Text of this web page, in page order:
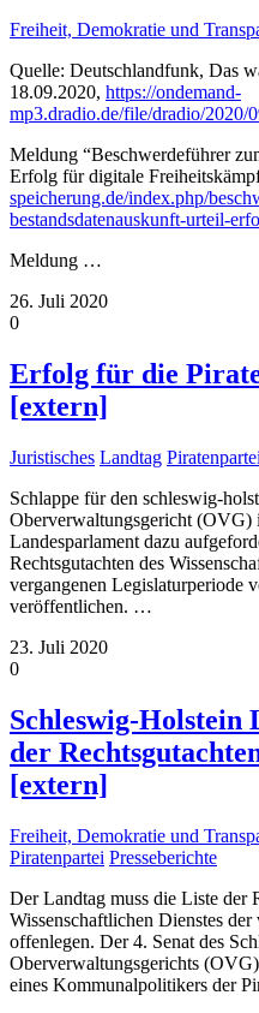
Freiheit, Demokratie und
Quelle: Deutschlandfunk, Das
18.09.2020, https://ondemand-
mp3.dradio.de/file/dradio/2020/
Meldung “Beschwerdeführer
Erfolg für digitale
speicherung.de/index.php/
bestandsdatenauskunft-urteil-
Meldung …
26. Juli 2020
0
Erfolg für die
[extern]
Juristisches Landtag Piratenpartei
Schlappe für den schleswig-
Oberverwaltungsgericht (OVG)
Landesparlament dazu
Rechtsgutachten des
vergangenen Legislaturperiode
veröffentlichen. …
23. Juli 2020
0
Schleswig-Holstein
der
[extern]
Freiheit, Demokratie und
Piratenpartei Presseberichte
Der Landtag muss die Liste der
Wissenschaftlichen Dienstes
offenlegen. Der 4. Senat des
Oberverwaltungsgerichts
eines Kommunalpolitikers der